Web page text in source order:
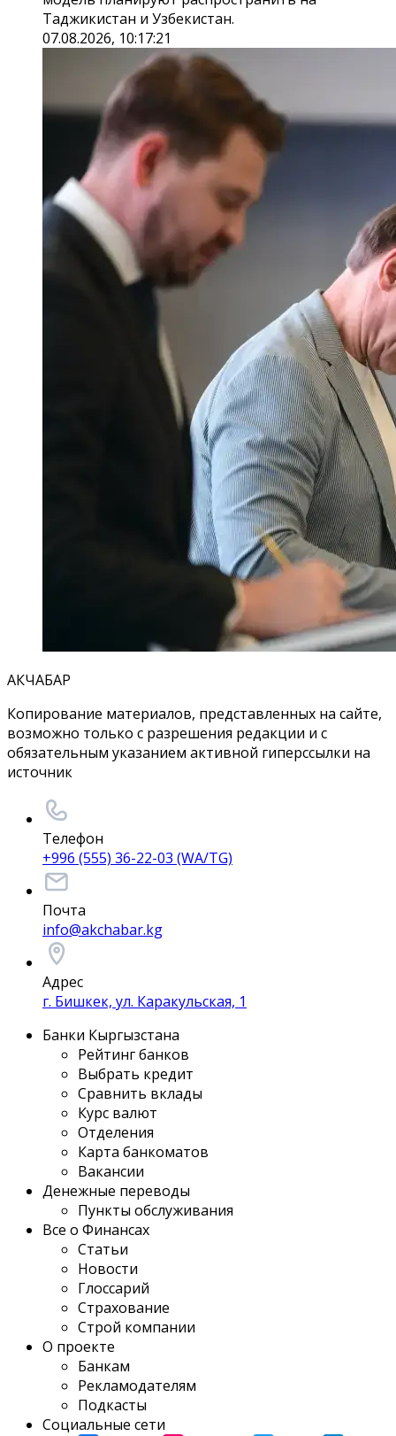
Таджикистан и Узбекистан.
07.08.2026, 10:17:21
АКЧАБАР
Копирование материалов, представленных на сайте,
возможно только с разрешения редакции и с
обязательным указанием активной гиперссылки на
источник
Телефон
+996 (555) 36-22-03 (WA/TG)
Почта
info@akchabar.kg
Адрес
г. Бишкек, ул. Каракульская, 1
Банки Кыргызстана
Рейтинг банков
Выбрать кредит
Сравнить вклады
Курс валют
Отделения
Карта банкоматов
Вакансии
Денежные переводы
Пункты обслуживания
Все о Финансах
Статьи
Новости
Глоссарий
Страхование
Строй компании
О проекте
Банкам
Рекламодателям
Подкасты
Социальные сети